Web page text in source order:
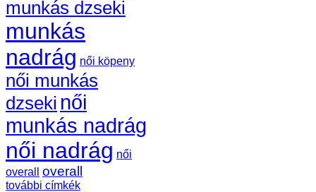
munkás dzseki
munkás
nadrág női köpeny
női munkás
dzseki női
munkás nadrág
női nadrág női
overall
overall
további címkék